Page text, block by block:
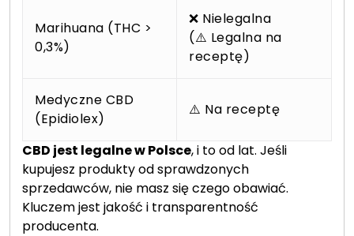
Marihuana (THC >
0,3%)
❌ Nielegalna
(⚠️ Legalna na
receptę)
Medyczne CBD
(Epidiolex)
⚠️ Na receptę
CBD jest legalne w Polsce, i to od lat. Jeśli
kupujesz produkty od sprawdzonych
sprzedawców, nie masz się czego obawiać.
Kluczem jest jakość i transparentność
producenta.